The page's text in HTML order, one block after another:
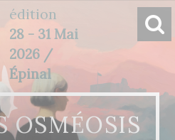
édition
28 - 31 Mai
2026 /
Épinal
OSMÉOSIS